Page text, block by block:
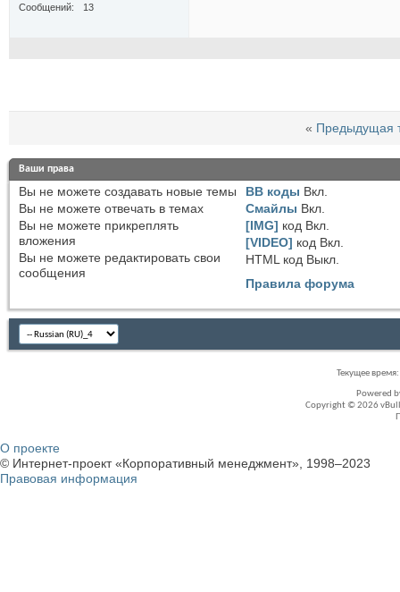
Сообщений
13
« Предыдущая
Ваши права
Вы не можете создавать новые темы
Вы не можете отвечать в темах
Вы не можете прикреплять
вложения
Вы не можете редактировать свои
сообщения
BB коды Вкл.
Смайлы Вкл.
[IMG] код Вкл.
[VIDEO] код Вкл.
HTML код Выкл.
Правила форума
Текущее время:
Powered
Copyright © 2026
О проекте
© Интернет-проект «Корпоративный менеджмент», 1998–2023
Правовая информация